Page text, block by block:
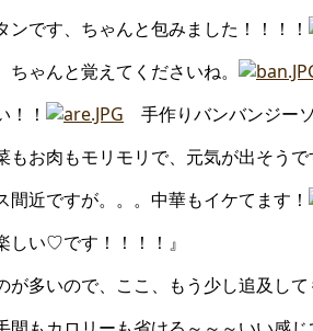
ンです、ちゃんと包みました！！！！
ゃんと覚えてくださいね。
！！
手作りバンバンジーソ
もお肉もモリモリで、元気が出そう
間近ですが。。。中華もイケてます！
しい♡です！！！！』
多いので、ここ、もう少し追及して